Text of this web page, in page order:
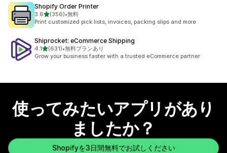
Shopify Order Printer
3.65つ星中
(356)
合計レビュー数：356件
•無料
Print customized pick lists, invoices, packing slips and more
Shiprocket: eCommerce Shipping
4.15つ星中
(631)
合計レビュー数：631件
•無料プランあり
Grow your business faster with a trusted eCommerce partner
使ってみたいアプリがあり
ましたか？
Shopifyを3日間無料でお試しください